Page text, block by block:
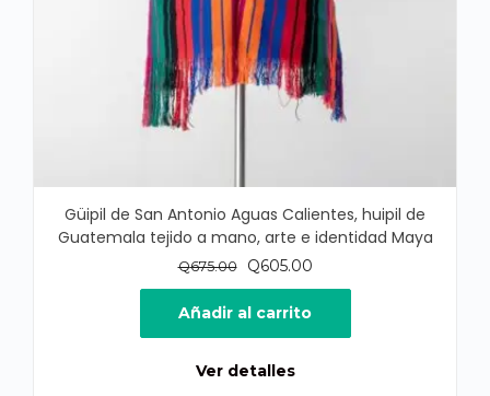
Güipil de San Antonio Aguas Calientes, huipil de
Guatemala tejido a mano, arte e identidad Maya
Q675.00
El
precio
original
era:
Q605.00El
precio
actual
es:
Añadir al carrito
Ver detalles